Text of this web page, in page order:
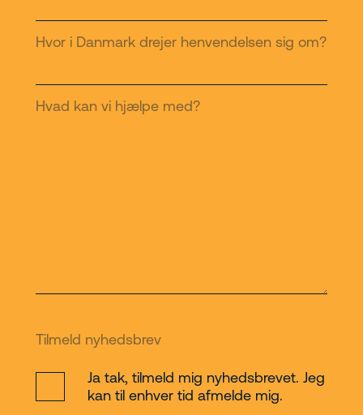
Hvor i Danmark drejer henvendelsen sig om?
Hvad kan vi hjælpe med?
Tilmeld nyhedsbrev
Ja tak, tilmeld mig nyhedsbrevet. Jeg
kan til enhver tid afmelde mig.